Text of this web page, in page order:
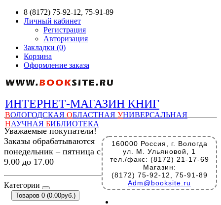
8 (8172) 75-92-12, 75-91-89
Личный кабинет
Регистрация
Авторизация
Закладки (0)
Корзина
Оформление заказа
ИНТЕРНЕТ-МАГАЗИН КНИГ
ВОЛОГОДСКАЯ ОБЛАСТНАЯ УНИВЕРСАЛЬНАЯ
НАУЧНАЯ БИБЛИОТЕКА
160000 Россия, г. Вологда
ул. М. Ульяновой, 1
тел./факс: (8172) 21-17-69
Магазин:
(8172) 75-92-12, 75-91-89
Adm@booksite.ru
Уважаемые покупатели!
Заказы обрабатываются
понедельник – пятница с
9.00 до 17.00
Категории
Товаров 0 (0.00руб.)